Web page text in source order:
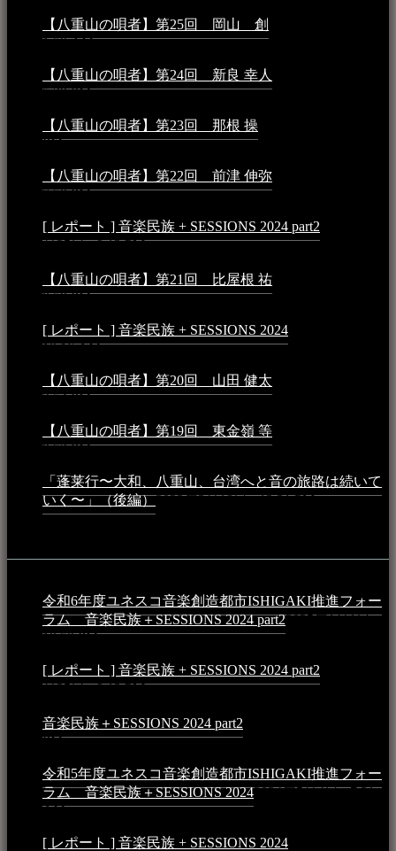
【八重山の唄者】第25回 岡山 創
1:50 AM
【八重山の唄者】第24回 新良 幸人
5:29 PM
【八重山の唄者】第23回 那根 操
PM
【八重山の唄者】第22回 前津 伸弥
7:50 PM
[ レポート ] 音楽民族 + SESSIONS 2024 part2
月25日 - 9:13 PM
【八重山の唄者】第21回 比屋根 祐
8:59 PM
[ レポート ] 音楽民族 + SESSIONS 2024
10:16 AM
【八重山の唄者】第20回 山田 健太
3:54 PM
【八重山の唄者】第19回 東金嶺 等
9:52 PM
「蓬莱行〜大和、八重山、台湾へと音の旅路は続いて
いく〜」（後編）2023年3月18日 - 12:31 PM
令和6年度ユネスコ音楽創造都市ISHIGAKI推進フォー
ラム 音楽民族＋SESSIONS 2024 part22025年1月1日 -
10:50 PM
[ レポート ] 音楽民族 + SESSIONS 2024 part2
月25日 - 9:13 PM
音楽民族＋SESSIONS 2024 part2
PM
令和5年度ユネスコ音楽創造都市ISHIGAKI推進フォー
ラム 音楽民族＋SESSIONS 20242024年5月4日 - 7:21
AM
[ レポート ] 音楽民族 + SESSIONS 2024